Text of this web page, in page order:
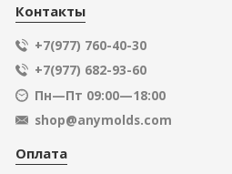
Контакты
+7(977) 760-40-30
+7(977) 682-93-60
Пн—Пт 09:00—18:00
shop@anymolds.com
Оплата